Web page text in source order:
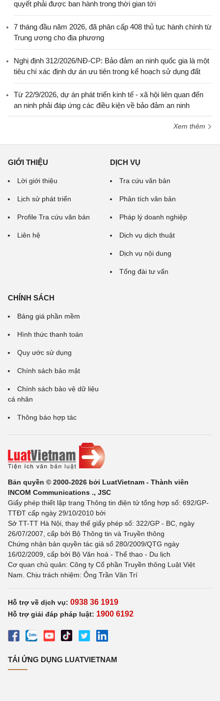
quyết phải được ban hành trong thời gian tới
7 tháng đầu năm 2026, đã phân cấp 408 thủ tục hành chính từ
Trung ương cho địa phương
Nghị định 312/2026/NĐ-CP: Bảo đảm an ninh quốc gia là một
tiêu chí xác định dự án ưu tiên trong kế hoạch sử dụng đất
Từ 22/9/2026, dự án phát triển kinh tế - xã hội liên quan đến
an ninh phải đáp ứng các điều kiện về bảo đảm an ninh
Xem thêm
GIỚI THIỆU
Lời giới thiệu
Lịch sử phát triển
Profile Tra cứu văn bản
Liên hệ
DỊCH VỤ
Tra cứu văn bản
Phân tích văn bản
Pháp lý doanh nghiệp
Dịch vụ dịch thuật
Dịch vụ nội dung
Tổng đài tư vấn
CHÍNH SÁCH
Bảng giá phần mềm
Hình thức thanh toán
Quy ước sử dụng
Chính sách bảo mật
Chính sách bảo vệ dữ liệu
cá nhân
Thông báo hợp tác
Bản quyền © 2000-2026 bởi LuatVietnam - Thành viên
INCOM Communications ., JSC
Giấy phép thiết lập trang Thông tin điện tử tổng hợp số: 692/GP-
TTĐT cấp ngày 29/10/2010 bởi
Sở TT-TT Hà Nội, thay thế giấy phép số: 322/GP - BC, ngày
26/07/2007, cấp bởi Bộ Thông tin và Truyền thông
Chứng nhận bản quyền tác giả số 280/2009/QTG ngày
16/02/2009, cấp bởi Bộ Văn hoá - Thể thao - Du lịch
Cơ quan chủ quản: Công ty Cổ phần Truyền thông Luật Việt
Nam. Chịu trách nhiệm: Ông Trần Văn Trí
Hỗ trợ về dịch vụ: 0938 36 1919
Hỗ trợ giải đáp pháp luật: 1900 6192
TẢI ỨNG DỤNG LUATVIETNAM